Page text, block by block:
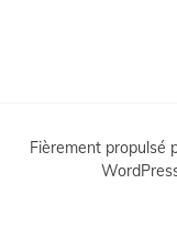
Fièrement propulsé